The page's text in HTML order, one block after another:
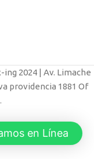
2024 | Av. Limache
providencia 1881 Of
en Línea